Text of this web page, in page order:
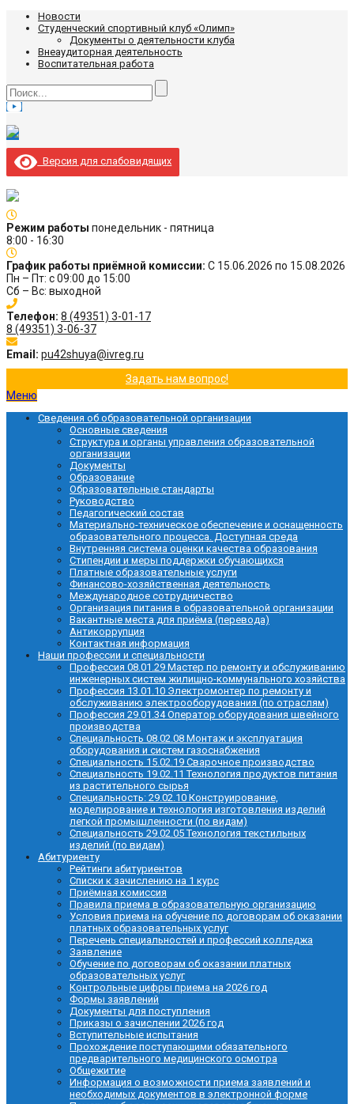
Новости
Студенческий спортивный клуб «Олимп»
Документы о деятельности клуба
Внеаудиторная деятельность
Воспитательная работа
Версия для слабовидящих
Режим работы понедельник - пятница
8:00 - 16:30
График работы приёмной комиссии: С 15.06.2026 по 15.08.2026
Пн – Пт: с 09:00 до 15:00
Сб – Вс: выходной
Телефон: 8 (49351) 3-01-17
8 (49351) 3-06-37
Email: pu42shuya@ivreg.ru
Задать нам вопрос!
Меню
Сведения об образовательной организации
Основные сведения
Структура и органы управления образовательной
организации
Документы
Образование
Образовательные стандарты
Руководство
Педагогический состав
Материально-техническое обеспечение и оснащенность
образовательного процесса. Доступная среда
Внутренняя система оценки качества образования
Стипендии и меры поддержки обучающихся
Платные образовательные услуги
Финансово-хозяйственная деятельность
Международное сотрудничество
Организация питания в образовательной организации
Вакантные места для приёма (перевода)
Антикоррупция
Контактная информация
Наши профессии и специальности
Профессия 08.01.29 Мастер по ремонту и обслуживанию
инженерных систем жилищно-коммунального хозяйства
Профессия 13.01.10 Электромонтер по ремонту и
обслуживанию электрооборудования (по отраслям)
Профессия 29.01.34 Оператор оборудования швейного
производства
Специальность 08.02.08 Монтаж и эксплуатация
оборудования и систем газоснабжения
Специальность 15.02.19 Сварочное производство
Специальность 19.02.11 Технология продуктов питания
из растительного сырья
Специальность: 29.02.10 Конструирование,
моделирование и технология изготовления изделий
легкой промышленности (по видам)
Специальность 29.02.05 Технология текстильных
изделий (по видам)
Абитуриенту
Рейтинги абитуриентов
Списки к зачислению на 1 курс
Приёмная комиссия
Правила приема в образовательную организацию
Условия приема на обучение по договорам об оказании
платных образовательных услуг
Перечень специальностей и профессий колледжа
Заявление
Обучение по договорам об оказании платных
образовательных услуг
Контрольные цифры приема на 2026 год
Формы заявлений
Документы для поступления
Приказы о зачислении 2026 год
Вступительные испытания
Прохождение поступающими обязательного
предварительного медицинского осмотра
Общежитие
Информация о возможности приема заявлений и
необходимых документов в электронной форме